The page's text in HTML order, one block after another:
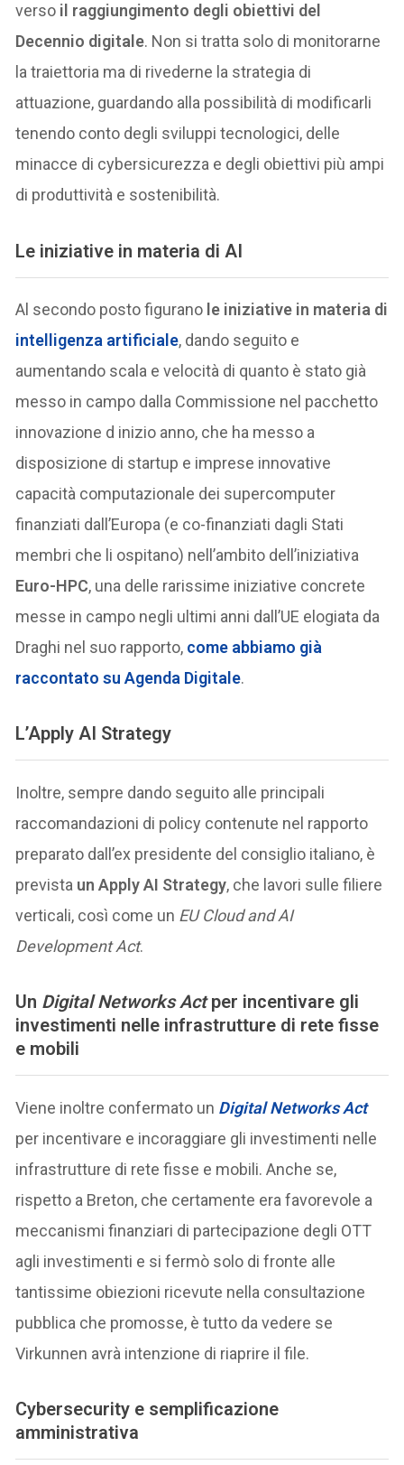
verso il raggiungimento degli obiettivi del
Decennio digitale. Non si tratta solo di monitorarne
la traiettoria ma di rivederne la strategia di
attuazione, guardando alla possibilità di modificarli
tenendo conto degli sviluppi tecnologici, delle
minacce di cybersicurezza e degli obiettivi più ampi
di produttività e sostenibilità.
Le iniziative in materia di AI
Al secondo posto figurano le iniziative in materia di
intelligenza artificiale, dando seguito e
aumentando scala e velocità di quanto è stato già
messo in campo dalla Commissione nel pacchetto
innovazione d inizio anno, che ha messo a
disposizione di startup e imprese innovative
capacità computazionale dei supercomputer
finanziati dall’Europa (e co-finanziati dagli Stati
membri che li ospitano) nell’ambito dell’iniziativa
Euro-HPC, una delle rarissime iniziative concrete
messe in campo negli ultimi anni dall’UE elogiata da
Draghi nel suo rapporto, come abbiamo già
raccontato su Agenda Digitale.
L’Apply AI Strategy
Inoltre, sempre dando seguito alle principali
raccomandazioni di policy contenute nel rapporto
preparato dall’ex presidente del consiglio italiano, è
prevista un Apply AI Strategy, che lavori sulle filiere
verticali, così come un EU Cloud and AI
Development Act.
Un Digital Networks Actper incentivare gli
investimenti nelle infrastrutture di rete fisse
e mobili
Viene inoltre confermato un Digital Networks Act
per incentivare e incoraggiare gli investimenti nelle
infrastrutture di rete fisse e mobili. Anche se,
rispetto a Breton, che certamente era favorevole a
meccanismi finanziari di partecipazione degli OTT
agli investimenti e si fermò solo di fronte alle
tantissime obiezioni ricevute nella consultazione
pubblica che promosse, è tutto da vedere se
Virkunnen avrà intenzione di riaprire il file.
Cybersecurity e semplificazione
amministrativa